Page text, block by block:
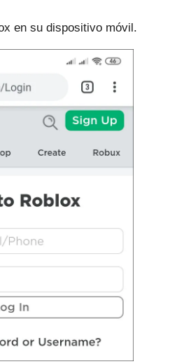
en su dispositivo móvil.